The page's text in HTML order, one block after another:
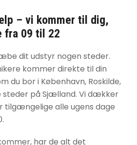
– vi kommer til dig,
fra 09 til 22
dit udstyr nogen steder.
kommer direkte til din
du bor i København, Roskilde,
steder på Sjælland. Vi dækker
tilgængelige alle ugens dage
har de alt det